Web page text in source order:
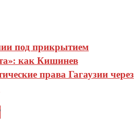
под прикрытием
как Кишинев
права Гагаузии через